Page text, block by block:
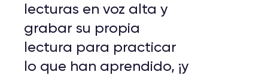
lecturas en voz alta y
grabar su propia
lectura para practicar
lo que han aprendido, ¡y